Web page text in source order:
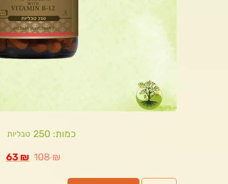
כמות: 250 טבליות
108₪
63 ₪